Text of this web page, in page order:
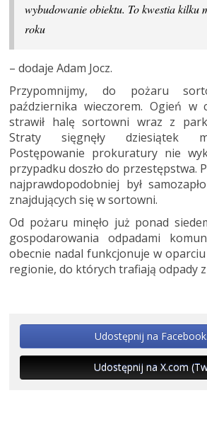
wybudowanie obiektu. To kwestia kilku
roku
– dodaje Adam Jocz.
Przypomnijmy, do pożaru
października wieczorem. Ogień w
strawił halę sortowni wraz z
Straty sięgnęły dziesiątek
Postępowanie prokuratury nie
przypadku doszło do przestępstwa.
najprawdopodobniej był
znajdujących się w sortowni.
Od pożaru minęło już ponad
gospodarowania odpadami
obecnie nadal funkcjonuje w
regionie, do których trafiają odpady
Udostępnij na
Udostępnij na X.com